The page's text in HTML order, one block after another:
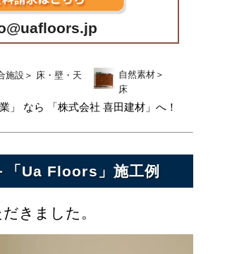
施設 ＞ 床・壁・天
自然素材 ＞
床
」 なら 「株式会社 喜田建材」へ！
Ua Floors」施工例
きました。